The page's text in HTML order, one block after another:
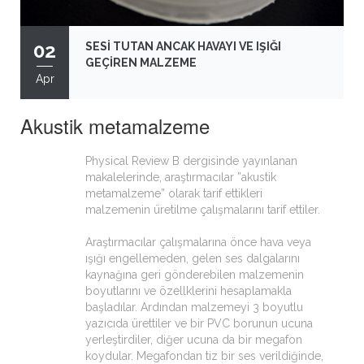
02
Apr
SESİ TUTAN ANCAK HAVAYI VE IŞIĞI
GEÇİREN MALZEME
Akustik metamalzeme
Physical Review B dergisinde yayınlanan
makalelerinde, araştırmacılar ”akustik
metamalzeme” olarak tarif ettikleri
malzemenin üretilme çalışmalarını tarif ettiler.
Araştırmacılar çalışmalarına önce hava veya
ışığı engellemeden, gelen ses dalgalarını
kaynağına geri gönderebilen malzemenin
boyutlarını ve özellklerini hesaplamakla
başladılar. Ardından malzemeyi 3 boyutlu
yazıcıda ürettiler ve bir PVC borunun ucuna
yerleştirdiler, diğer ucuna da bir megafon
koydular. Megafondan tiz bir ses verildiğinde,